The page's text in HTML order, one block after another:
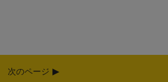
次のページ